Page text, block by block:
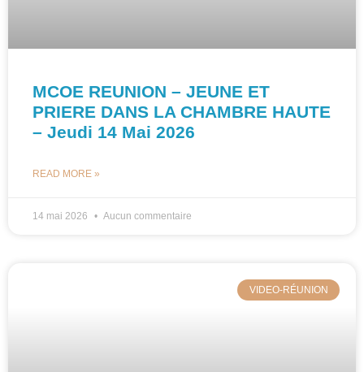
MCOE REUNION – JEUNE ET
PRIERE DANS LA CHAMBRE HAUTE
– Jeudi 14 Mai 2026
READ MORE »
14 mai 2026 Aucun commentaire
VIDEO-RÉUNION